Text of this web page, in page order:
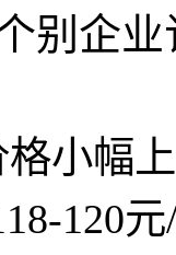
别企
小幅上
120